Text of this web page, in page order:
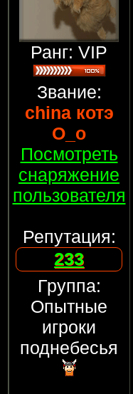
Ранг: VIP
Звание:
china котэ
О_о
Посмотреть
снаряжение
пользователя
Репутация:
233
Группа:
Опытные
игроки
поднебесья